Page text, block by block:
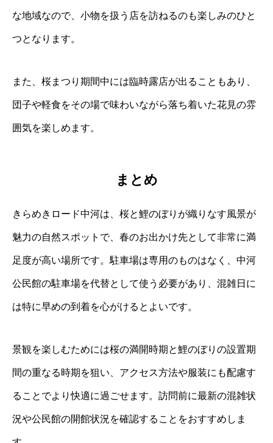
な地域なので、小物を扱う店を訪ねるのも楽しみのひと
つとなります。
また、桜まつり期間中には臨時露店が出ることもあり、
団子や軽食をその場で味わいながら落ち着いた花見の雰
囲気を楽しめます。
まとめ
きらめきロード中河は、桜と鯉のぼりが織りなす風景が
魅力の自然スポットで、春のお出かけ先として非常に満
足度が高い場所です。駐車場は専用のものはなく、中河
公民館の駐車場を代替として使う必要があり、混雑日に
は特に早めの到着を心がけるとよいです。
景観を楽しむためには桜の満開時期と鯉のぼりの設置期
間の重なる時期を狙い、アクセス方法や服装にも配慮す
ることでより快適に過ごせます。訪問前に最新の混雑状
況や公民館の開館状況を確認することをおすすめしま